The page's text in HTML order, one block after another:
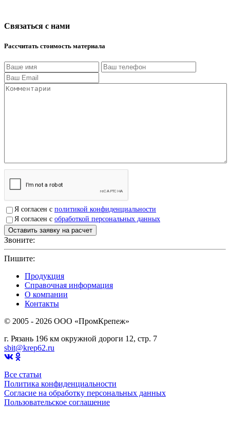
Связаться с нами
Рассчитать стоимость материала
Я согласен с политикой конфиденциальности
Я согласен с обработкой персональных данных
Звоните:
Пишите:
Продукция
Справочная информация
О компании
Контакты
© 2005 - 2026 OOO «ПромКрепеж»
г. Рязань 196 км окружной дороги 12, стр. 7
sbit@krep62.ru
Все статьи
Политика конфиденциальности
Согласие на обработку персональных данных
Пользовательское соглашение